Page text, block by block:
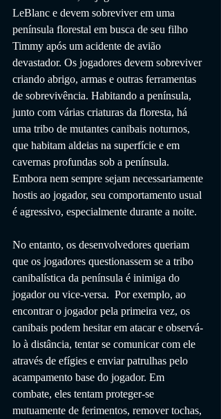
LeBlanc e devem sobreviver em uma
península florestal em busca de seu filho
Timmy após um acidente de avião
devastador. Os jogadores devem sobreviver
criando abrigo, armas e outras ferramentas
de sobrevivência. Habitando a península,
junto com várias criaturas da floresta, há
uma tribo de mutantes canibais noturnos,
que habitam aldeias na superfície e em
cavernas profundas sob a península.
Embora nem sempre sejam necessariamente
hostis ao jogador, seu comportamento usual
é agressivo, especialmente durante a noite.
No entanto, os desenvolvedores queriam
que os jogadores questionassem se a tribo
canibalística da península é inimiga do
jogador ou vice-versa.  Por exemplo, ao
encontrar o jogador pela primeira vez, os
canibais podem hesitar em atacar e observá-
lo à distância, tentar se comunicar com ele
através de efígies e enviar patrulhas pelo
acampamento base do jogador. Em
combate, eles tentam proteger-se
mutuamente de ferimentos, remover tochas,